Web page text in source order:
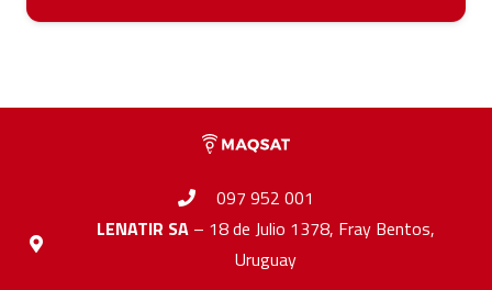
097 952 001
LENATIR SA– 18 de Julio 1378, Fray Bentos,
Uruguay